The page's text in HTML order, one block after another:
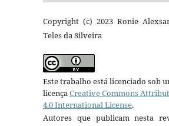
Copyright (c) 2023 Ronie
Teles da Silveira
Este trabalho está licenciado sob
licençaCreative Commons
4.0 International License.
Autores que publicam nesta